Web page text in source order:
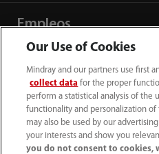
Empleos
Acerca de Mindray
Información de
Our Use of Cookies
Mindray and our partners use first
collect data for the proper
perform a statistical analysis of the
functionality and personalization of
may also be used by our
your interests and show you
you do not consent to cookies,